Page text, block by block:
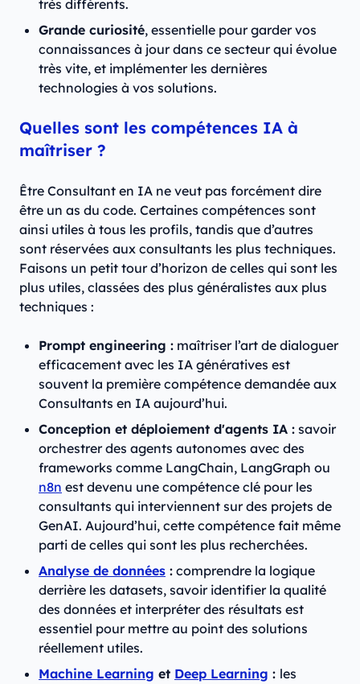
très différents.
Grande curiosité, essentielle pour garder vos
connaissances à jour dans ce secteur qui évolue
très vite, et implémenter les dernières
technologies à vos solutions.
Quelles sont les compétences IA à
maîtriser ?
Être Consultant en IA ne veut pas forcément dire
être un as du code. Certaines compétences sont
ainsi utiles à tous les profils, tandis que d’autres
sont réservées aux consultants les plus techniques.
Faisons un petit tour d’horizon de celles qui sont les
plus utiles, classées des plus généralistes aux plus
techniques :
Prompt engineering : maîtriser l’art de dialoguer
efficacement avec les IA génératives est
souvent la première compétence demandée aux
Consultants en IA aujourd’hui.
Conception et déploiement d'agents IA : savoir
orchestrer des agents autonomes avec des
frameworks comme LangChain, LangGraph ou
n8n est devenu une compétence clé pour les
consultants qui interviennent sur des projets de
GenAI. Aujourd’hui, cette compétence fait même
parti de celles qui sont les plus recherchées.
Analyse de données : comprendre la logique
derrière les datasets, savoir identifier la qualité
des données et interpréter des résultats est
essentiel pour mettre au point des solutions
réellement utiles.
Machine Learning et Deep Learning : les